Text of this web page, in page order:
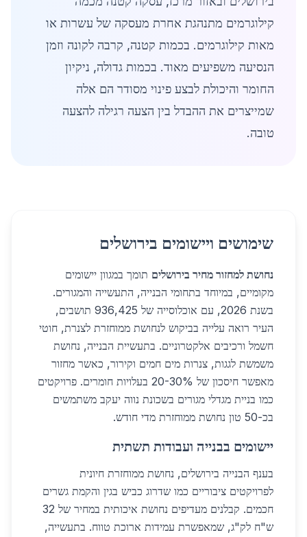
קילוגרמים מתנהגת אחרת מעסקה של עשרות או
מאות קילוגרמים. בכמות קטנה, קרבה לקונה וזמן
הנסיעה משפיעים מאוד. בכמות גדולה, ניקיון
החומר והיכולת לבצע פינוי מסודר הם אלה
שמייצרים את ההבדל בין הצעה רגילה להצעה
טובה.
שימושים ויישומים בירושלים
נחושת למחזור מחיר בירושלים תומך במגוון יישומים
מקומיים, במיוחד בתחומי הבנייה, התעשייה והמגורים.
בשנת 2026, עם אוכלוסייה של 936,425 תושבים,
העיר רואה עלייה בביקוש לנחושת ממוחזרת לצנרת, חוטי
חשמל ורכיבים אלקטרוניים. בתעשיית הבנייה, נחושת
משמשת לגגות, צנרות מים חמים וקירור, כאשר מחזור
מאפשר חיסכון של 20-30% בעלויות חומרים. פרויקטים
כמו בניית מגדלי מגורים בשכונת נווה יעקב משתמשים
בכ-50 טון נחושת ממוחזרת מדי חודש.
יישומים בבנייה ועבודות תשתית
בענף הבנייה בירושלים, נחושת ממוחזרת חיונית
לפרויקטים ציבוריים כמו שדרוג כביש בגין והקמת גשרים
חכמים. קבלנים מעדיפים נחושת איכותית במחיר של 32
ש"ח לק"ג, שמאפשרת עמידות ארוכת טווח. בתעשייה,